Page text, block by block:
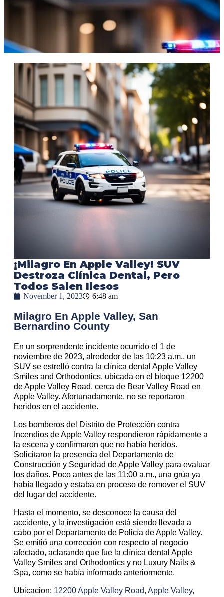
¡Milagro En Apple Valley! SUV
Destroza Clínica Dental, Pero
Todos Salen Ilesos
November 1, 2023 6:48 am
Milagro En Apple Valley, San
Bernardino County
En un sorprendente incidente ocurrido el 1 de
noviembre de 2023, alrededor de las 10:23 a.m., un
SUV se estrelló contra la clínica dental Apple Valley
Smiles and Orthodontics, ubicada en el bloque 12200
de Apple Valley Road, cerca de Bear Valley Road en
Apple Valley. Afortunadamente, no se reportaron
heridos en el accidente.
Los bomberos del Distrito de Protección contra
Incendios de Apple Valley respondieron rápidamente a
la escena y confirmaron que no había heridos.
Solicitaron la presencia del Departamento de
Construcción y Seguridad de Apple Valley para evaluar
los daños. Poco antes de las 11:00 a.m., una grúa ya
había llegado y estaba en proceso de remover el SUV
del lugar del accidente.
Hasta el momento, se desconoce la causa del
accidente, y la investigación está siendo llevada a
cabo por el Departamento de Policía de Apple Valley.
Se emitió una corrección con respecto al negocio
afectado, aclarando que fue la clínica dental Apple
Valley Smiles and Orthodontics y no Luxury Nails &
Spa, como se había informado anteriormente.
Ubicacion: 12200 Apple Valley Road, Apple Valley,